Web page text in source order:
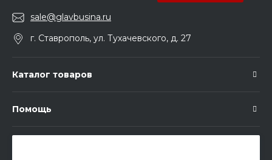
sale@glavbusina.ru
г. Ставрополь, ул. Тухачевского, д. 27
Каталог товаров
Помощь